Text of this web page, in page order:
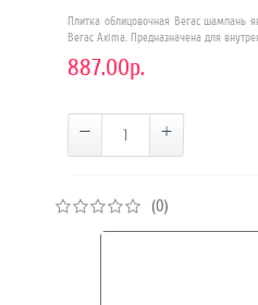
Плитка облицовочная Вегас шампань
Вегас Axima. Предназначена для
887.00р.
(0)